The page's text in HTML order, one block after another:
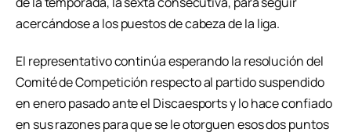
acercándose a los puestos de cabeza de la liga.
El representativo continúa esperando la resolución del
Comité de Competición respecto al partido suspendido
en enero pasado ante el Discaesports y lo hace confiado
en sus razones para que se le otorguen esos dos puntos